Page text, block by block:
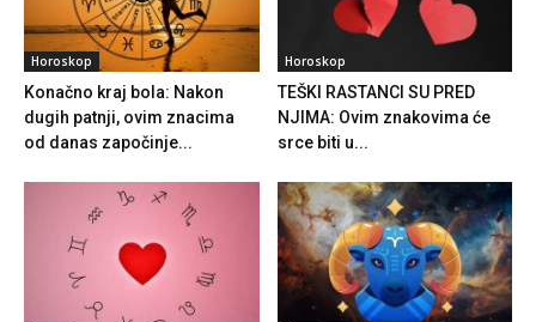
Horoskop
Konačno kraj bola: Nakon
dugih patnji, ovim znacima
od danas započinje...
Horoskop
TEŠKI RASTANCI SU PRED
NJIMA: Ovim znakovima će
srce biti u...